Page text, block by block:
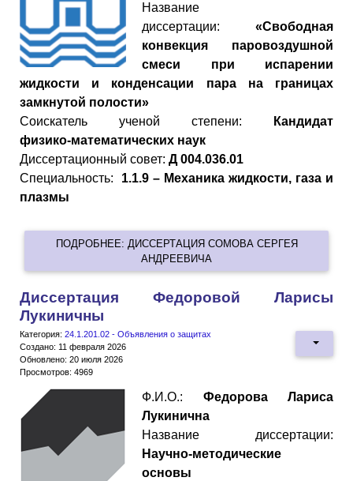
Название
диссертации: «Свободная
конвекция паровоздушной
смеси при испарении
жидкости и конденсации пара на границах
замкнутой полости»
Cоискатель ученой степени:
Кандидат
физико-математических наук
Диссертационный совет: Д 004.036.01
Специальность: 1.1.9 – Механика жидкости, газа и
плазмы
ПОДРОБНЕЕ: ДИССЕРТАЦИЯ СОМОВА СЕРГЕЯ
АНДРЕЕВИЧА
Диссертация Федоровой Ларисы
Лукиничны
Категория: 24.1.201.02 - Объявления о защитах
Создано: 11 февраля 2026
Обновлено: 20 июля 2026
Просмотров: 4969
Ф.И.О.: Федорова Лариса
Лукинична
Название диссертации:
Научно-методические
основы